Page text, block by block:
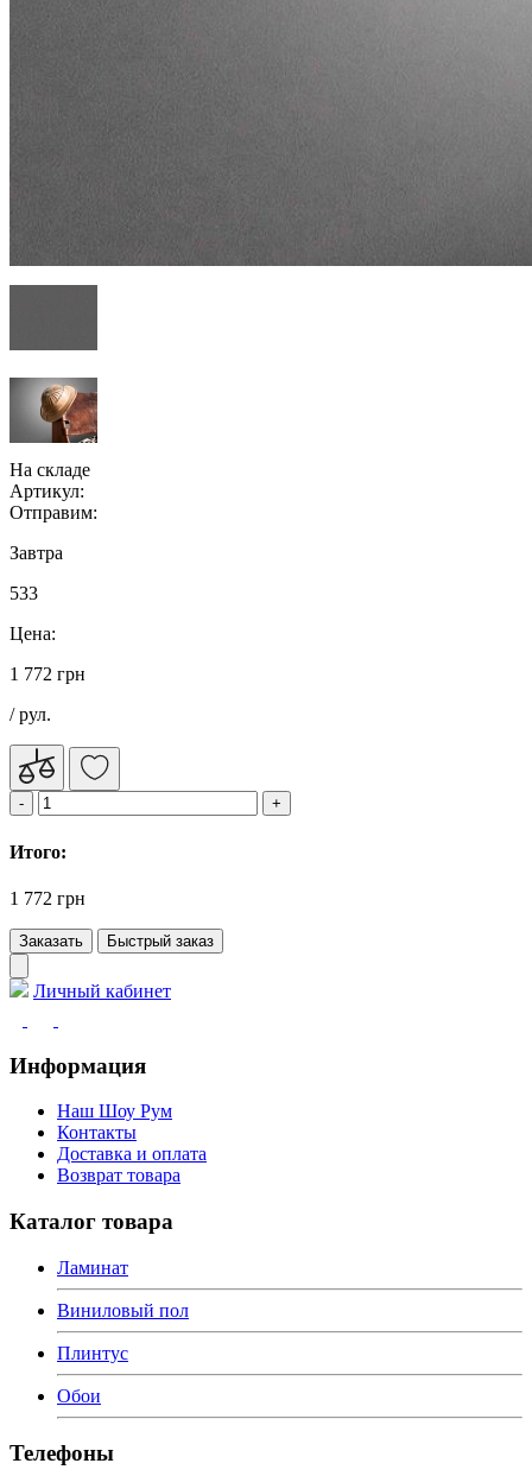
На складе
Артикул:
Отправим:
Завтра
533
Цена:
1 772 грн
/ рул.
Итого:
1 772 грн
Заказать Быстрый заказ
Личный кабинет
Информация
Наш Шоу Рум
Контакты
Доставка и оплата
Возврат товара
Каталог товара
Ламинат
Виниловый пол
Плинтус
Обои
Телефоны